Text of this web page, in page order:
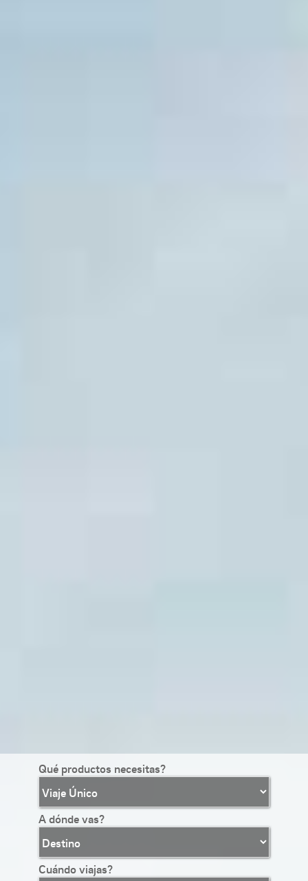
Qué productos necesitas?
A dónde vas?
Cuándo viajas?